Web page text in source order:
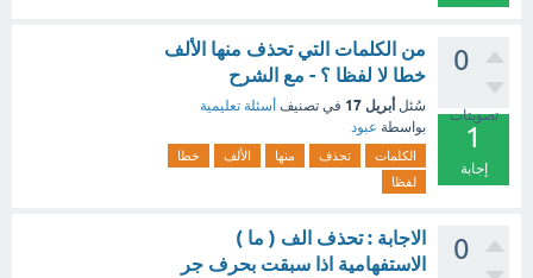
0
تصويتات
1
إجابة
من الكلمات التي تحذف منها الألف
خطا لا لفظا ؟ - مع الشرح
سُئل أبريل 17 في تصنيف أسئلة تعليمية
بواسطة عبود
الكلمات تحذف منها الألف
خطا
لفظا
0
الاجابة : تحذف الف ( ما )
الاستفهامية اذا سبقت بحرف جر